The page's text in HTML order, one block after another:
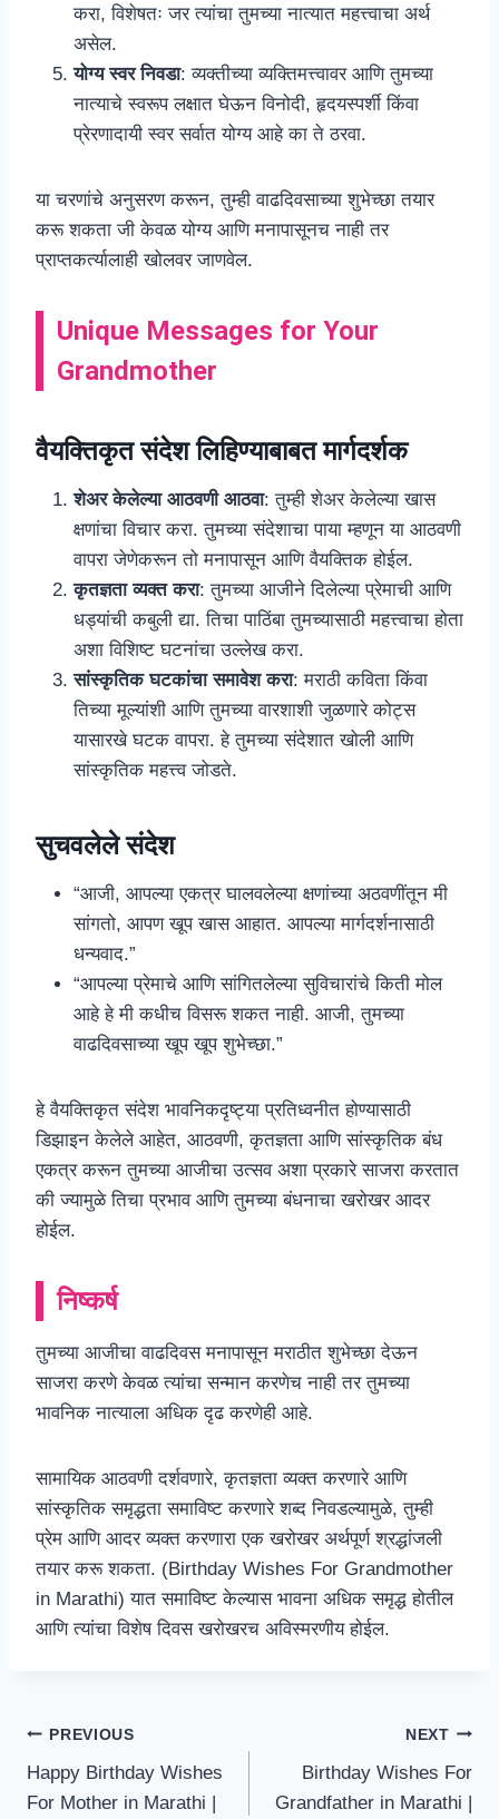
करा, विशेषतः जर त्यांचा तुमच्या नात्यात महत्त्वाचा अर्थ
असेल.
योग्य स्वर निवडा: व्यक्तीच्या व्यक्तिमत्त्वावर आणि तुमच्या
नात्याचे स्वरूप लक्षात घेऊन विनोदी, हृदयस्पर्शी किंवा
प्रेरणादायी स्वर सर्वात योग्य आहे का ते ठरवा.
या चरणांचे अनुसरण करून, तुम्ही वाढदिवसाच्या शुभेच्छा तयार
करू शकता जी केवळ योग्य आणि मनापासूनच नाही तर
प्राप्तकर्त्यालाही खोलवर जाणवेल.
Unique Messages for Your
Grandmother
वैयक्तिकृत संदेश लिहिण्याबाबत मार्गदर्शक
शेअर केलेल्या आठवणी आठवा: तुम्ही शेअर केलेल्या खास
क्षणांचा विचार करा. तुमच्या संदेशाचा पाया म्हणून या आठवणी
वापरा जेणेकरून तो मनापासून आणि वैयक्तिक होईल.
कृतज्ञता व्यक्त करा: तुमच्या आजीने दिलेल्या प्रेमाची आणि
धड्यांची कबुली द्या. तिचा पाठिंबा तुमच्यासाठी महत्त्वाचा होता
अशा विशिष्ट घटनांचा उल्लेख करा.
सांस्कृतिक घटकांचा समावेश करा: मराठी कविता किंवा
तिच्या मूल्यांशी आणि तुमच्या वारशाशी जुळणारे कोट्स
यासारखे घटक वापरा. ​​हे तुमच्या संदेशात खोली आणि
सांस्कृतिक महत्त्व जोडते.
सुचवलेले संदेश
“आजी, आपल्या एकत्र घालवलेल्या क्षणांच्या अठवणींतून मी
सांगतो, आपण खूप खास आहात. आपल्या मार्गदर्शनासाठी
धन्यवाद.”
“आपल्या प्रेमाचे आणि सांगितलेल्या सुविचारांचे किती मोल
आहे हे मी कधीच विसरू शकत नाही. आजी, तुमच्या
वाढदिवसाच्या खूप खूप शुभेच्छा.”
हे वैयक्तिकृत संदेश भावनिकदृष्ट्या प्रतिध्वनीत होण्यासाठी
डिझाइन केलेले आहेत, आठवणी, कृतज्ञता आणि सांस्कृतिक बंध
एकत्र करून तुमच्या आजीचा उत्सव अशा प्रकारे साजरा करतात
की ज्यामुळे तिचा प्रभाव आणि तुमच्या बंधनाचा खरोखर आदर
होईल.
निष्कर्ष
तुमच्या आजीचा वाढदिवस मनापासून मराठीत शुभेच्छा देऊन
साजरा करणे केवळ त्यांचा सन्मान करणेच नाही तर तुमच्या
भावनिक नात्याला अधिक दृढ करणेही आहे.
सामायिक आठवणी दर्शवणारे, कृतज्ञता व्यक्त करणारे आणि
सांस्कृतिक समृद्धता समाविष्ट करणारे शब्द निवडल्यामुळे, तुम्ही
प्रेम आणि आदर व्यक्त करणारा एक खरोखर अर्थपूर्ण श्रद्धांजली
तयार करू शकता. (Birthday Wishes For Grandmother
in Marathi) यात समाविष्ट केल्यास भावना अधिक समृद्ध होतील
आणि त्यांचा विशेष दिवस खरोखरच अविस्मरणीय होईल.
Post
navigation
PREVIOUS
Happy Birthday Wishes
For Mother in Marathi |
NEXT
Birthday Wishes For
Grandfather in Marathi |